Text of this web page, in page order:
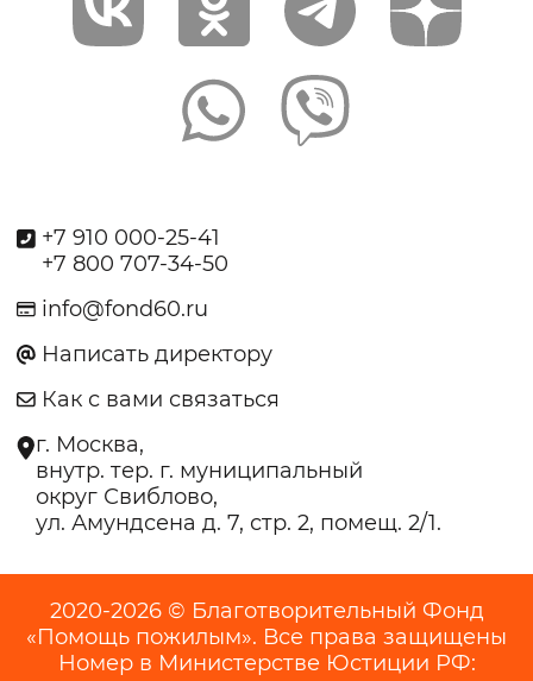
+7 910 000-25-41
+7 800 707-34-50
info@fond60.ru
Написать директору
Как с вами связаться
г. Москва,
внутр. тер. г. муниципальный
округ Свиблово,
ул. Амундсена д. 7, стр. 2, помещ. 2/1.
2020-2026 © Благотворительный Фонд
«Помощь пожилым». Все права защищены
Номер в Министерстве Юстиции РФ: